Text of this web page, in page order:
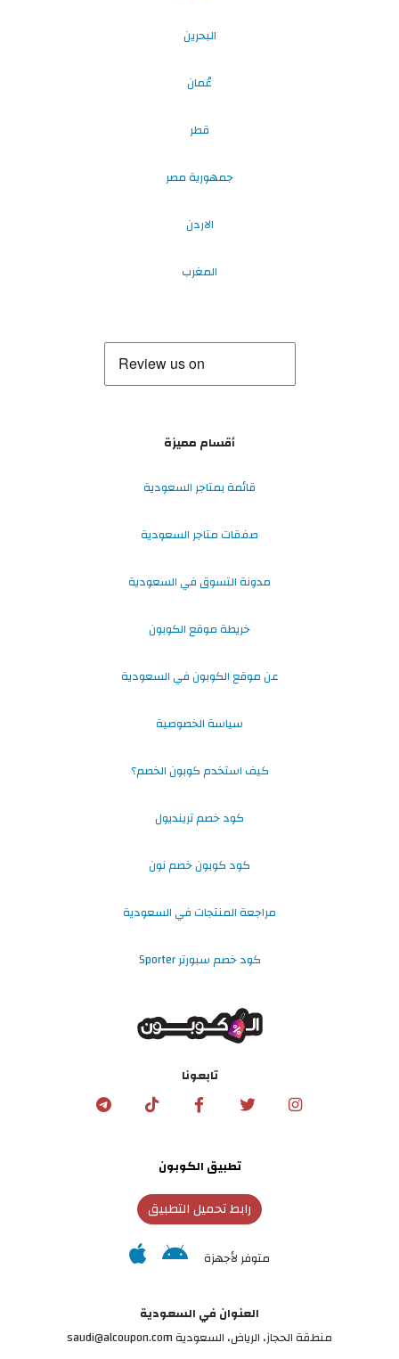
البحرين
عُمان
قطر
جمهورية مصر
الاردن
المغرب
أقسام مميزة
قائمة بمتاجر السعودية
صفقات متاجر السعودية
مدونة التسوق في السعودية
خريطة موقع الكوبون
عن موقع الكوبون في السعودية
سياسة الخصوصية
كيف استخدم كوبون الخصم؟
كود خصم ترينديول
كود كوبون خصم نون
مراجعة المنتجات في السعودية
كود خصم سبورتر Sporter
تابعونا
تطبيق الكوبون
رابط تحميل التطبيق
متوفر لأجهزة
العنوان في السعودية
منطقة الحجاز، الرياض، السعودية saudi@alcoupon.com